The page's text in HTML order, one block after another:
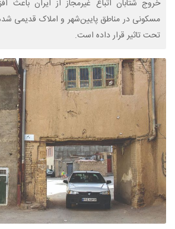
خروج شتابان اتباع غیرمجاز از ایران
مسکونی در مناطق پایین‌شهر و املاک قدیمی
تحت تاثیر قرار داده است.